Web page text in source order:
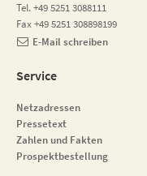
Tel. +49 5251 3088111
Fax +49 5251 308898199
E-Mail schreiben
Service
Netzadressen
Pressetext
Zahlen und Fakten
Prospektbestellung